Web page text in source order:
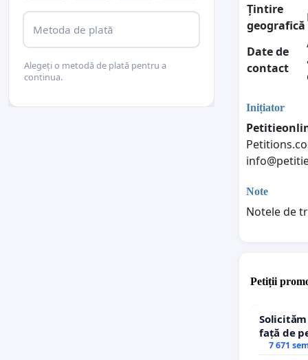
Țintire
geografică
Date de
contact
Inițiator
Note
Notele de
Petiții
față de
7 671
Metoda de plată
Alegeți o metodă de plată pentru a
continua.